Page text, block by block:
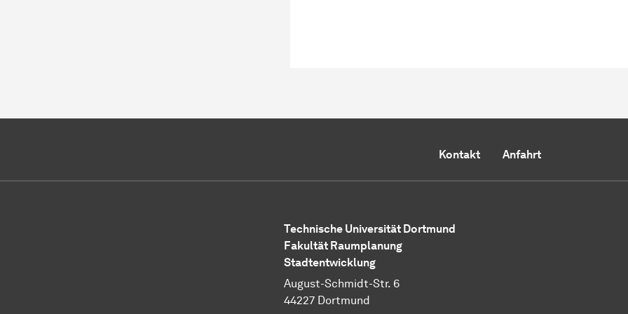
Kontakt Anfahrt
Technische Universität Dortmund
Fakultät Raumplanung
Stadtentwicklung
August-Schmidt-Str. 6
44227 Dortmund